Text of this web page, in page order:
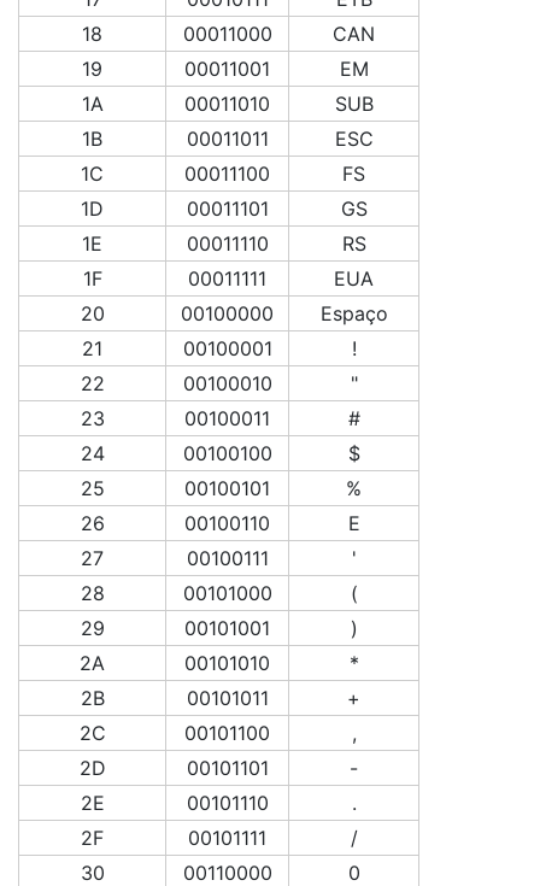
18
00011000
CAN
19
00011001
EM
1A
00011010
SUB
1B
00011011
ESC
1C
00011100
FS
1D
00011101
GS
1E
00011110
RS
1F
00011111
EUA
20
00100000
Espaço
21
00100001
!
22
00100010
"
23
00100011
#
24
00100100
$
25
00100101
%
26
00100110
E
27
00100111
'
28
00101000
(
29
00101001
)
2A
00101010
*
2B
00101011
+
2C
00101100
,
2D
00101101
-
2E
00101110
.
2F
00101111
/
30
00110000
0